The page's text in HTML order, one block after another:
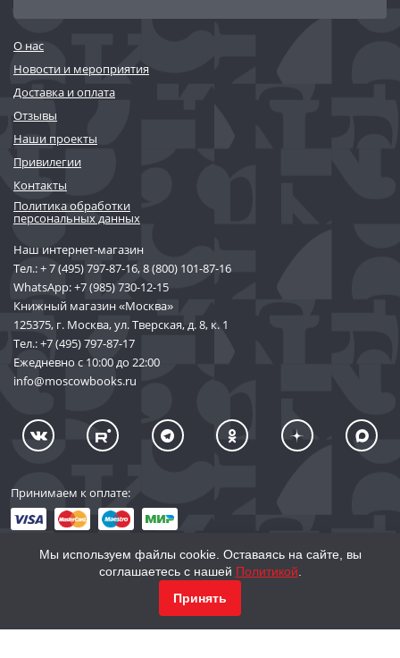
О нас
Новости и мероприятия
Доставка и оплата
Отзывы
Наши проекты
Привилегии
Контакты
Политика обработки
персональных данных
Наш интернет-магазин
Тел.:+ 7 (495) 797-87-16,8 (800) 101-87-16
WhatsApp:+7 (985) 730-12-15
Книжный магазин «Москва»
125375, г. Москва, ул. Тверская, д. 8, к. 1
Тел.:+7 (495) 797-87-17
Ежедневно с 10:00 до 22:00
info@moscowbooks.ru
Принимаем к оплате:
© 2002–2026 «Торговый Дом Книги «МОСКВА»
Мы используем файлы cookie. Оставаясь на сайте, вы
соглашаетесь с нашей Политикой
Принять